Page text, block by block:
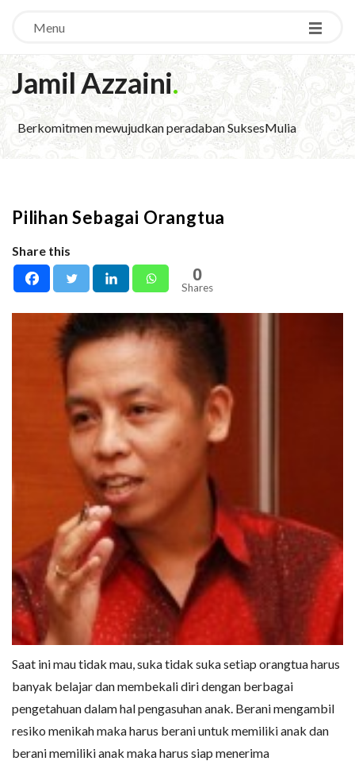
Menu
Jamil Azzaini.
Berkomitmen mewujudkan peradaban SuksesMulia
Pilihan Sebagai Orangtua
Share this
0
Shares
Saat ini mau tidak mau, suka tidak suka setiap orangtua harus
banyak belajar dan membekali diri dengan berbagai
pengetahuan dalam hal pengasuhan anak. Berani mengambil
resiko menikah maka harus berani untuk memiliki anak dan
berani memiliki anak maka harus siap menerima